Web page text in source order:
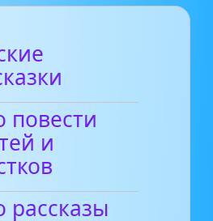
повести
и
рассказы